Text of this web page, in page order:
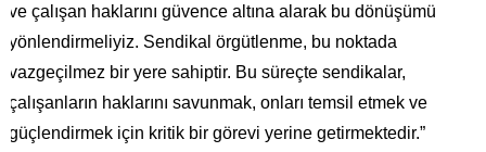
ve çalışan haklarını güvence altına alarak bu dönüşümü
yönlendirmeliyiz. Sendikal örgütlenme, bu noktada
vazgeçilmez bir yere sahiptir. Bu süreçte sendikalar,
çalışanların haklarını savunmak, onları temsil etmek ve
güçlendirmek için kritik bir görevi yerine getirmektedir.”